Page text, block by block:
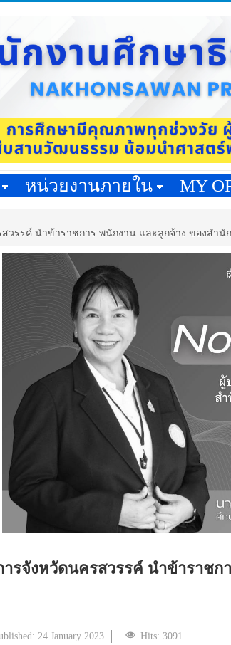
หน่วยงานภายใน MY
รรค์ นำข้าราชการ พนักงาน และลูกจ้าง ของสำนั
จังหวัดนครสวรรค์ นำข้าราชก
24 January 2023 Hits: 3091